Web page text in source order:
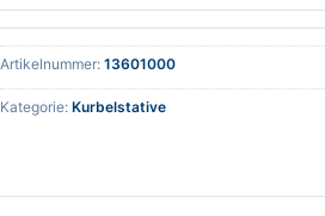
Artikelnummer: 13601000
Kategorie: Kurbelstative